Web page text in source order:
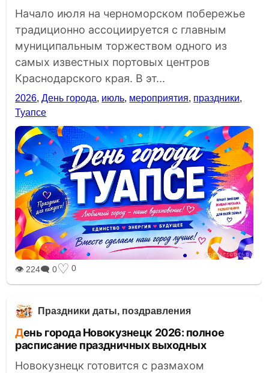
Начало июля на черноморском побережье
традиционно ассоциируется с главным
муниципальным торжеством одного из
самых известных портовых центров
Краснодарского края. В эт...
2026,День города, июль, мероприятия, праздники,
Туапсе
👁 224🗨 0♡ 0
Праздники даты, поздравления
День города Новокузнецк 2026: полное
расписание праздничных выходных
Новокузнецк готовится с размахом